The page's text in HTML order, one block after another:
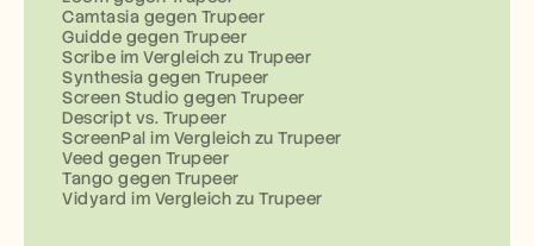
Camtasia gegen Trupeer
Guidde gegen Trupeer
Scribe im Vergleich zu Trupeer
Synthesia gegen Trupeer
Screen Studio gegen Trupeer
Descript vs. Trupeer
ScreenPal im Vergleich zu Trupeer
Veed gegen Trupeer
Tango gegen Trupeer
Vidyard im Vergleich zu Trupeer